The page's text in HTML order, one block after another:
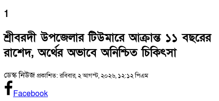
1
শ্রীবরদী উপজেলার টিউমারে আক্রান্ত ১১ বছরের
রাশেদ, অর্থের অভাবে অনিশ্চিত চিকিৎসা
ডেস্ক নিউজপ্রকাশিত: রবিবার, ২ আগস্ট, ২০২৬, ১২:১২ পিএম
Facebook